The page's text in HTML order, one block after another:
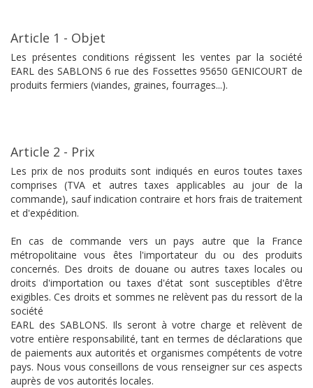
Article 1 - Objet
Les présentes conditions régissent les ventes par la société
EARL des SABLONS 6 rue des Fossettes 95650 GENICOURT de
produits fermiers (viandes, graines, fourrages...).
Article 2 - Prix
Les prix de nos produits sont indiqués en euros toutes taxes
comprises (TVA et autres taxes applicables au jour de la
commande), sauf indication contraire et hors frais de traitement
et d'expédition.
En cas de commande vers un pays autre que la France
métropolitaine vous êtes l'importateur du ou des produits
concernés. Des droits de douane ou autres taxes locales ou
droits d'importation ou taxes d'état sont susceptibles d'être
exigibles. Ces droits et sommes ne relèvent pas du ressort de la
société
EARL des SABLONS. Ils seront à votre charge et relèvent de
votre entière responsabilité, tant en termes de déclarations que
de paiements aux autorités et organismes compétents de votre
pays. Nous vous conseillons de vous renseigner sur ces aspects
auprès de vos autorités locales.